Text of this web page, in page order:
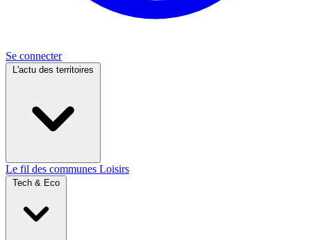
Se connecter
L'actu des territoires
Le fil des communes Loisirs
Tech & Eco